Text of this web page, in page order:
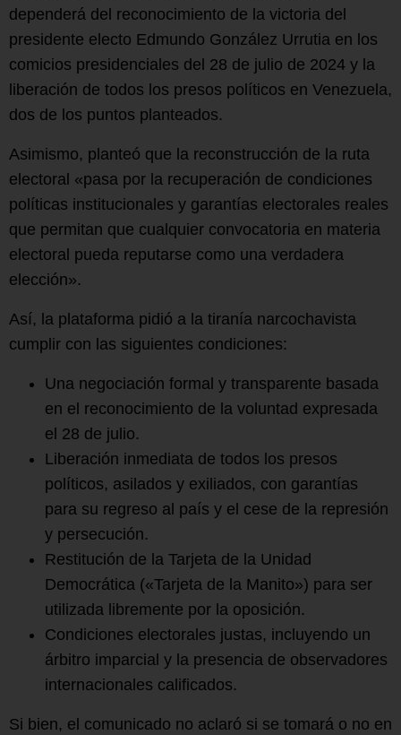
dependerá del reconocimiento de la victoria del
presidente electo Edmundo González Urrutia en los
comicios presidenciales del 28 de julio de 2024 y la
liberación de todos los presos políticos en Venezuela,
dos de los puntos planteados.
Asimismo, planteó que la reconstrucción de la ruta
electoral «pasa por la recuperación de condiciones
políticas institucionales y garantías electorales reales
que permitan que cualquier convocatoria en materia
electoral pueda reputarse como una verdadera
elección».
Así, la plataforma pidió a la tiranía narcochavista
cumplir con las siguientes condiciones:
Una negociación formal y transparente basada
en el reconocimiento de la voluntad expresada
el 28 de julio.
Liberación inmediata de todos los presos
políticos, asilados y exiliados, con garantías
para su regreso al país y el cese de la represión
y persecución.
Restitución de la Tarjeta de la Unidad
Democrática («Tarjeta de la Manito») para ser
utilizada libremente por la oposición.
Condiciones electorales justas, incluyendo un
árbitro imparcial y la presencia de observadores
internacionales calificados.
Si bien, el comunicado no aclaró si se tomará o no en